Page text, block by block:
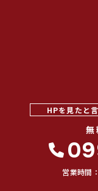
HPを見たと
営業時間